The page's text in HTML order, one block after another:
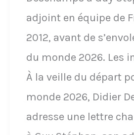
Corée
pour
le
Mondial
2002
adjoint en équipe de
2012, avant de
du monde 2026. Les
À la veille du départ
monde 2026, Didier
adresse une lettre